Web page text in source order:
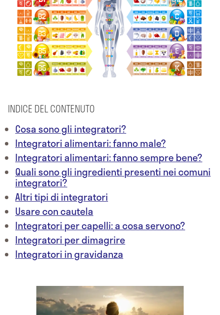
INDICE DEL CONTENUTO
Cosa sono gli integratori?
Integratori alimentari: fanno male?
Integratori alimentari: fanno sempre bene?
Quali sono gli ingredienti presenti nei comuni
integratori?
Altri tipi di integratori
Usare con cautela
Integratori per capelli: a cosa servono?
Integratori per dimagrire
Integratori in gravidanza